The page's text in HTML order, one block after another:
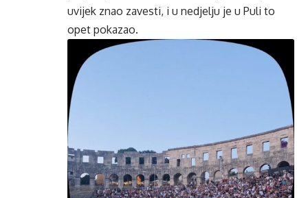
uvijek znao zavesti, i u nedjelju je u Puli to
opet pokazao.